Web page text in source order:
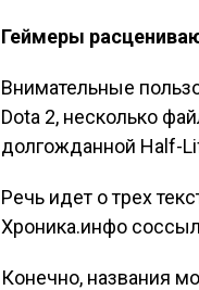
Геймеры
Внимательные
Dota 2, несколько
долгожданной Half-
Речь идет о трех
Хроника.инфо
Конечно, названия